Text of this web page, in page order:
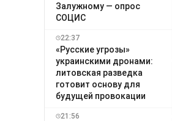
Залужному — опрос
СОЦИС
22:37
«Русские угрозы»
украинскими дронами:
литовская разведка
готовит основу для
будущей провокации
21:56